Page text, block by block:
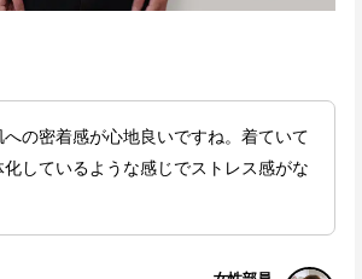
への密着感が心地良いですね。着ていて
化しているような感じでストレス感がな